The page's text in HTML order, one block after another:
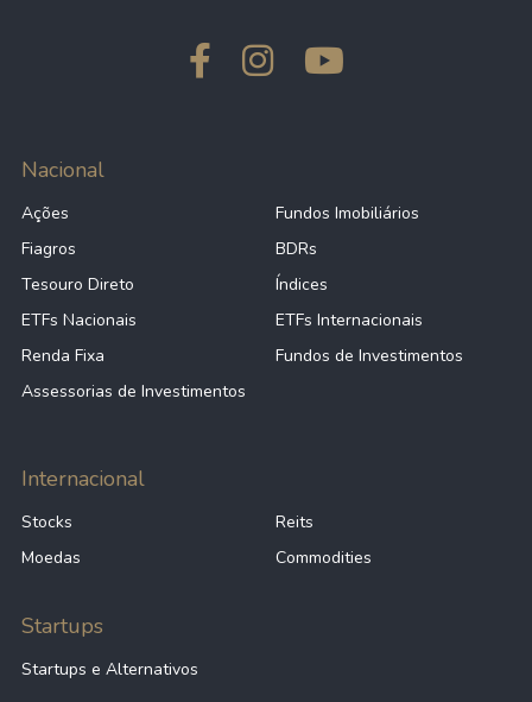
Nacional
Ações
Fundos Imobiliários
Fiagros
BDRs
Tesouro Direto
Índices
ETFs Nacionais
ETFs Internacionais
Renda Fixa
Fundos de Investimentos
Assessorias de Investimentos
Internacional
Stocks
Reits
Moedas
Commodities
Startups
Startups e Alternativos